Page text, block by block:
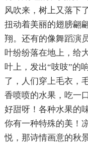
风吹来，树上又落下
扭动着美丽的翅膀翩
翔。还有的像舞蹈演
叶纷纷落在地上，给
叶上，发出“吱吱”的
了，人们穿上毛衣，
香喷喷的水果，吃一
好甜呀！各种水果的
你有一种特殊的美！
悦，那诗情画意的秋